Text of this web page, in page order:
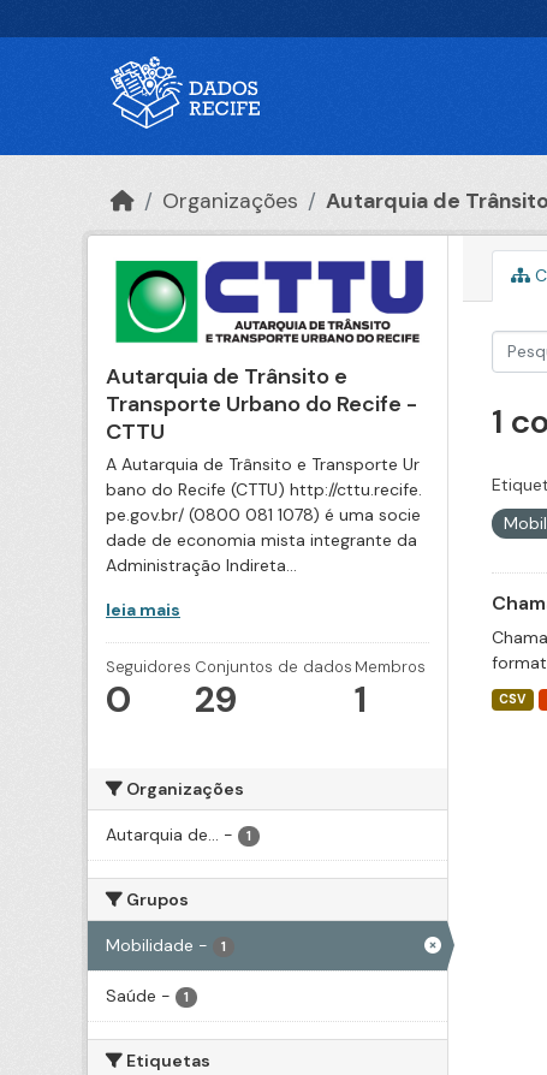
Organizações Autarquia de
Autarquia de Trânsito e
Transporte Urbano do Recife -
CTTU
A Autarquia de Trânsito e Transporte Ur
bano do Recife (CTTU) http://cttu.recife.
pe.gov.br/ (0800 081 1078) é uma socie
dade de economia mista integrante da
Administração Indireta...
leia mais
Seguidores
0
Conjuntos de dados
29
Membros
1
Organizações
Autarquia de... - 1
Grupos
Mobilidade - 1
Saúde - 1
Etiquetas
1
CSV